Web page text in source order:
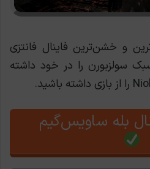
و خشن‌ترین فاینال فانتزی
سولزبورن را در خود داشته
بله ساویس‌گیم